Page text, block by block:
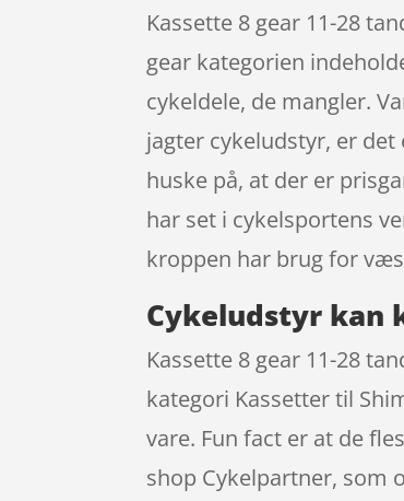
Kassette 8 gear 11-28
gear kategorien
cykeldele, de mangler.
jagter cykeludstyr, er
huske på, at der er
har set i cykelsportens
kroppen har brug for
Cykeludstyr kan
Kassette 8 gear 11-28
kategori Kassetter til
vare. Fun fact er at de
shop Cykelpartner, som